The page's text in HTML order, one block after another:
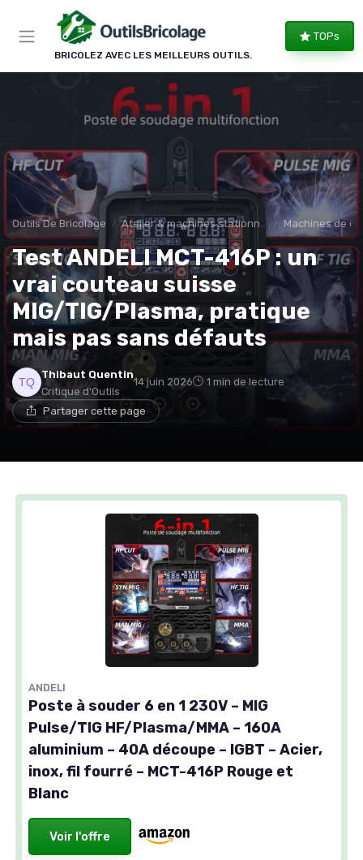
BRICOLEZ AVEC LES MEILLEURS OUTILS.
TOPs
Outils De Bricolage Atelier & machines stationnaires Machines de
Test ANDELI MCT-416P : un
vrai couteau suisse
MIG/TIG/Plasma, pratique
mais pas sans défauts
Thibaut Quentin
Critique d'Outils
14 juin 2026 1 min de lecture
Partager cette page
ANDELI
Poste à souder 6 en 1 230V – MIG
Pulse/TIG HF/Plasma/MMA – 160A
aluminium – 40A découpe – IGBT – Acier,
inox, fil fourré – MCT-416P Rouge et
Blanc
Voir l'offre
Panneau de gestion des cookies